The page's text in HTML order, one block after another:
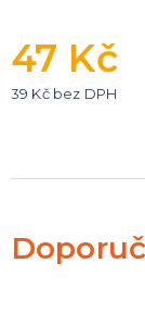
47 Kč
39 Kč bez DPH